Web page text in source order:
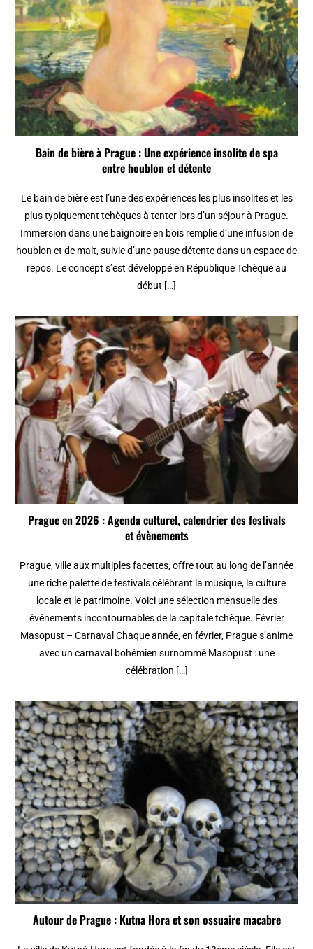
Bain de bière à Prague : Une expérience insolite de spa
entre houblon et détente
Le bain de bière est l’une des expériences les plus insolites et les
plus typiquement tchèques à tenter lors d’un séjour à Prague.
Immersion dans une baignoire en bois remplie d’une infusion de
houblon et de malt, suivie d’une pause détente dans un espace de
repos. Le concept s’est développé en République Tchèque au
début […]
Prague en 2026 : Agenda culturel, calendrier des festivals
et évènements
Prague, ville aux multiples facettes, offre tout au long de l’année
une riche palette de festivals célébrant la musique, la culture
locale et le patrimoine. Voici une sélection mensuelle des
événements incontournables de la capitale tchèque. Février
Masopust – Carnaval Chaque année, en février, Prague s’anime
avec un carnaval bohémien surnommé Masopust : une
célébration […]
Autour de Prague : Kutna Hora et son ossuaire macabre